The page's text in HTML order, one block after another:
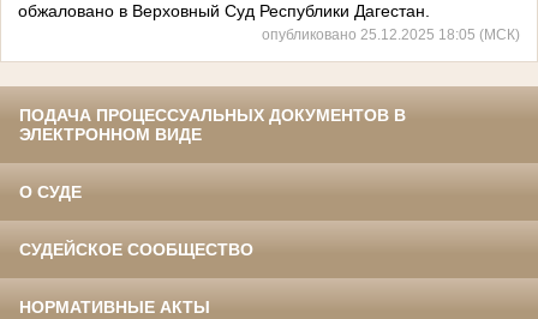
обжаловано в Верховный Суд Республики Дагестан.
опубликовано 25.12.2025 18:05 (МСК)
ПОДАЧА ПРОЦЕССУАЛЬНЫХ ДОКУМЕНТОВ В
ЭЛЕКТРОННОМ ВИДЕ
О СУДЕ
СУДЕЙСКОЕ СООБЩЕСТВО
НОРМАТИВНЫЕ АКТЫ